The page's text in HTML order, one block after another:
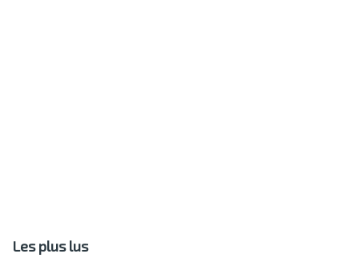
Les plus lus